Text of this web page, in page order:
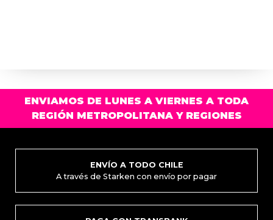
ENVIAMOS DE LUNES A VIERNES A TODA
REGIÓN METROPOLITANA Y REGIONES
ENVÍO A TODO CHILE
A través de Starken con envío por pagar